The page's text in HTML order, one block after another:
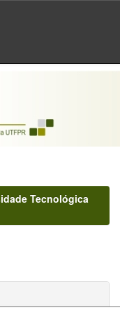
Tecnológica